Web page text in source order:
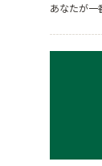
あなたが一